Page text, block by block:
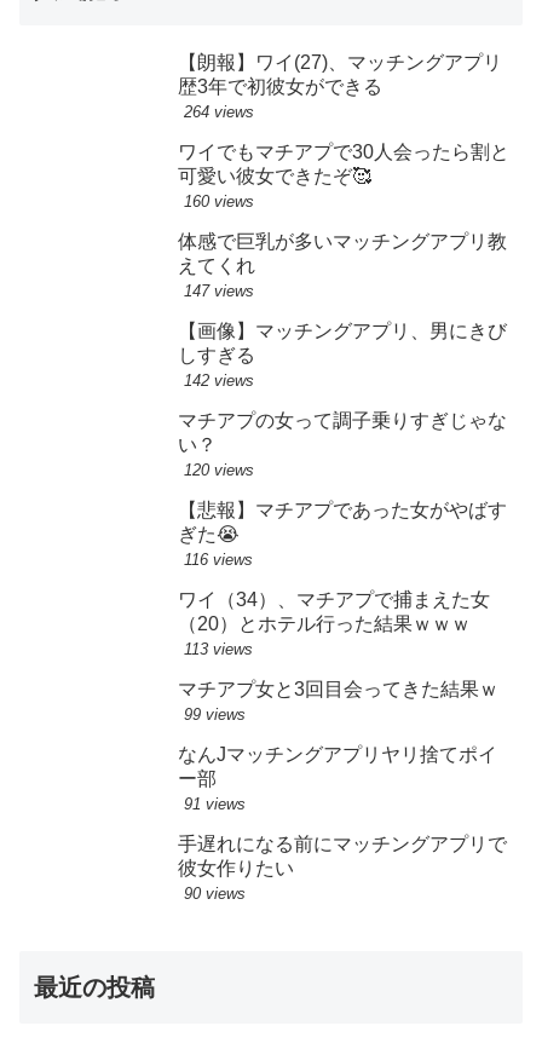
【朗報】ワイ(27)、マッチングアプリ
歴3年で初彼女ができる
264 views
ワイでもマチアプで30人会ったら割と
可愛い彼女できたぞ🥰
160 views
体感で巨乳が多いマッチングアプリ教
えてくれ
147 views
【画像】マッチングアプリ、男にきび
しすぎる
142 views
マチアプの女って調子乗りすぎじゃな
い？
120 views
【悲報】マチアプであった女がやばす
ぎた😭
116 views
ワイ（34）、マチアプで捕まえた女
（20）とホテル行った結果ｗｗｗ
113 views
マチアプ女と3回目会ってきた結果ｗ
99 views
なんJマッチングアプリヤリ捨てポイ
ー部
91 views
手遅れになる前にマッチングアプリで
彼女作りたい
90 views
最近の投稿